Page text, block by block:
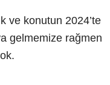
ve konutun 2024’te
gelmemize rağmen